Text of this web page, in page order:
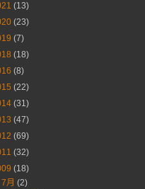
(13)
(23)
(7)
(18)
(8)
(22)
(31)
(47)
(69)
(32)
(18)
7月(2)